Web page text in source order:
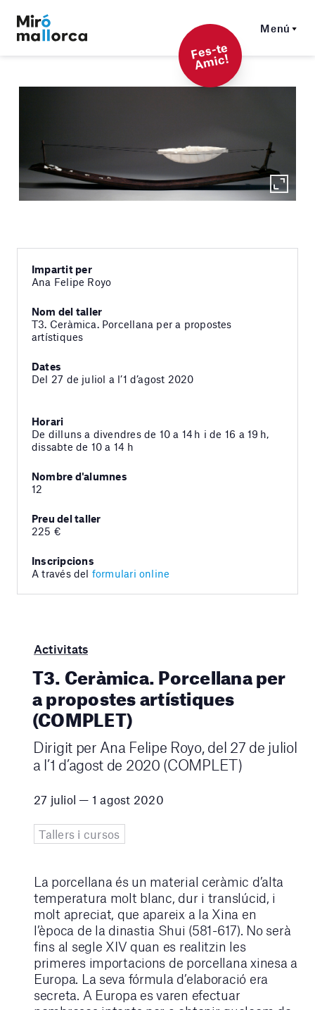
Menú
F
es-t
e
A
mi
c!
Impartit per
Ana Felipe Royo
Nom del taller
T3. Ceràmica. Porcellana per a propostes
artístiques
Dates
Del 27 de juliol a l’1 d’agost 2020
Horari
De dilluns a divendres de 10 a 14 h i de 16 a 19 h,
dissabte de 10 a 14 h
Nombre d'alumnes
12
Preu del taller
225 €
Inscripcions
A través del formulari online
Activitats
T3. Ceràmica. Porcellana per
a propostes artístiques
(COMPLET)
Dirigit per Ana Felipe Royo, del 27 de juliol
a l’1 d’agost de 2020 (COMPLET)
27 juliol — 1 agost 2020
Tallers i cursos
La porcellana és un material ceràmic d’alta
temperatura molt blanc, dur i translúcid, i
molt apreciat, que apareix a la Xina en
l’època de la dinastia Shui (581-617). No serà
fins al segle XIV quan es realitzin les
primeres importacions de porcellana xinesa a
Europa. La seva fórmula d’elaboració era
secreta. A Europa es varen efectuar